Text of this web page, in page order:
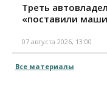
Треть
«поставили
07 августа 2026, 13:00
Все материалы